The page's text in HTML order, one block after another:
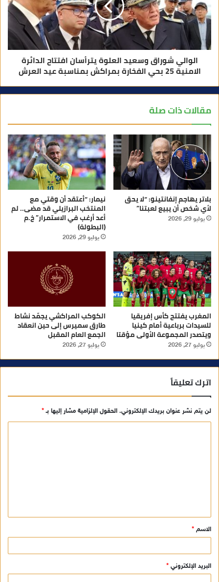
الوالي شوراق وسعيد العلوة يترأسان افتتاح الدائرة
الامنية 25 بحي الفخارة بمراكش بمناسبة عيد العرش
مقالات ذات صلة
بلاتر يهاجم إنفانتينو: “لا يحق
لأي شخص أن يبيع لعبتنا”
يوليو 29, 2026
نيمار: “أعتقد أن وقتي مع
المنتخب البرازيلي قد مضى.. لم
أعد أرغب في الاستمرار” خ.م
(البطولة)
يوليو 29, 2026
المغرب يفتتح كأس إفريقيا
للسيدات برباعية أمام كينيا
ويتصدر المجموعة الأولى مؤقتا
يوليو 27, 2026
الكوكب المراكشي يجمّد نشاط
طارق سميرس إلى حين انعقاد
الجمع العام المقبل
يوليو 27, 2026
اترك تعليقاً
لن يتم نشر عنوان بريدك الإلكتروني. الحقول الإلزامية مشار إليها بـ*
ق
*
الاسم *
البريد الإلكتروني *